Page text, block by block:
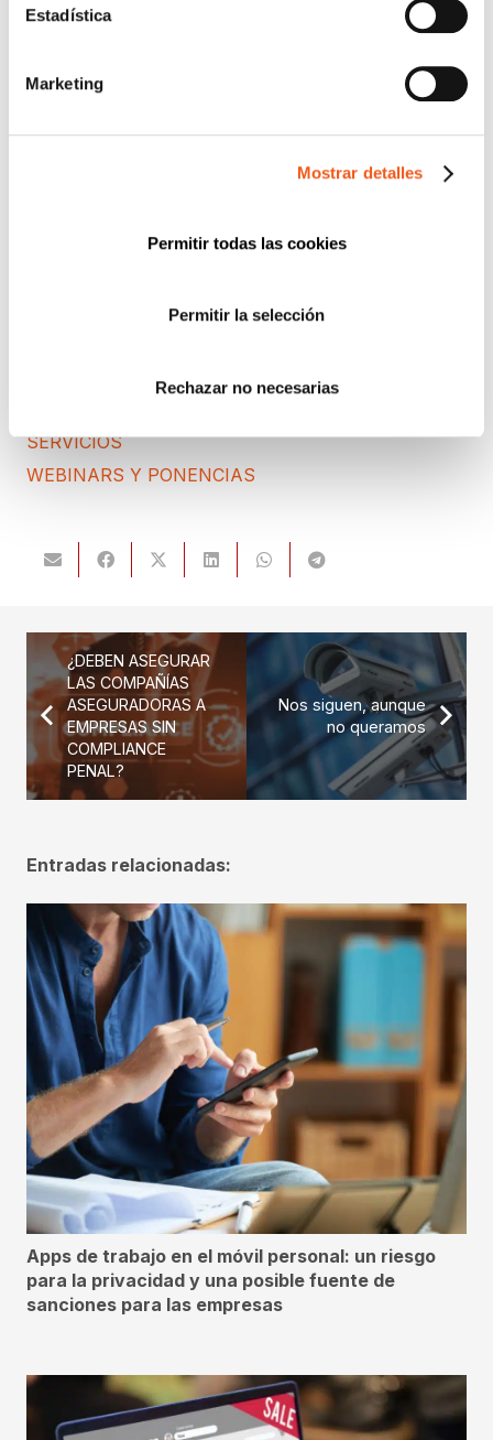
Estadística
Marketing
Mostrar detalles
Permitir todas las cookies
Permitir la selección
Rechazar no necesarias
COMPLIANCE
CORPORATIVO
POLÍTICA DE COOKIES
PROTECCIÓN DE DATOS
SERVICIOS
WEBINARS Y PONENCIAS
¿DEBEN ASEGURAR
LAS COMPAÑÍAS
ASEGURADORAS A
EMPRESAS SIN
COMPLIANCE
PENAL?
Nos siguen, aunque
no queramos
Entradas relacionadas:
Apps de trabajo en el móvil personal: un riesgo
para la privacidad y una posible fuente de
sanciones para las empresas